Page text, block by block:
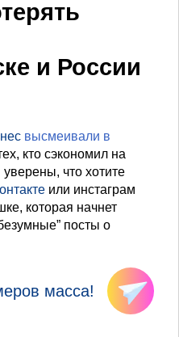
и России
высмеивали в
кто сэкономил на
что хотите
или инстаграм
которая начнет
посты о
масса!